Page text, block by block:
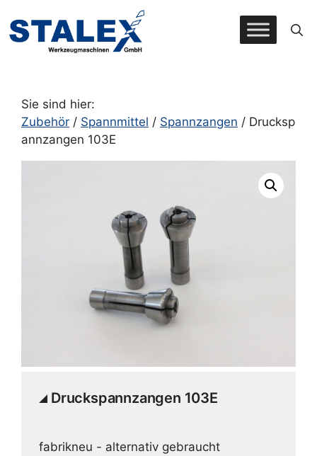
Inhalt
springen
Sie sind hier:
Zubehör / Spannmittel / Spannzangen / Drucksp
annzangen 103E
Druckspannzangen 103E
fabrikneu - alternativ gebraucht